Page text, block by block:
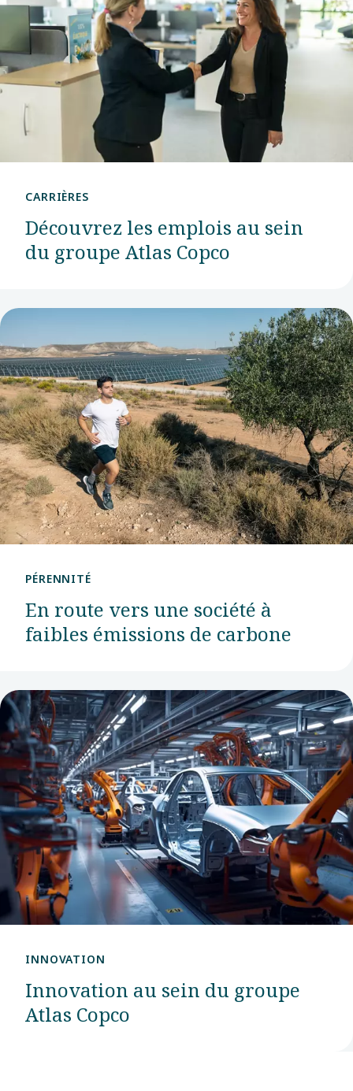
2007.
Depuis
lors, elle
est
devenue
un centre
de R&D
à la pointe
de la
de
et de
séparation.
CARRIÈRES
Découvrez les emplois au sein
du groupe Atlas Copco
PÉRENNITÉ
En route vers une société à
faibles émissions de carbone
INNOVATION
Innovation au sein du groupe
Atlas Copco